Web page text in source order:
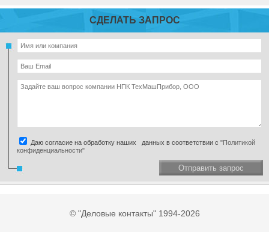
СДЕЛАТЬ ЗАПРОС
Даю согласие на обработку наших данных в соответствии с "Политикой
конфиденциальности"
Отправить запрос
© "Деловые контакты" 1994-2026